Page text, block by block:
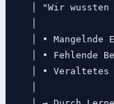
│ "Wir wussten
│ • Mangelnde
│ • Fehlende
│ • Veraltetes